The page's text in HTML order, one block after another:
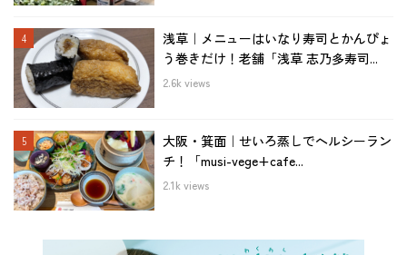
浅草｜メニューはいなり寿司とかんぴょ
う巻きだけ！老舗「浅草 志乃多寿司...
2.6k views
大阪・箕面｜せいろ蒸しでヘルシーラン
チ！「musi-vege+cafe...
2.1k views